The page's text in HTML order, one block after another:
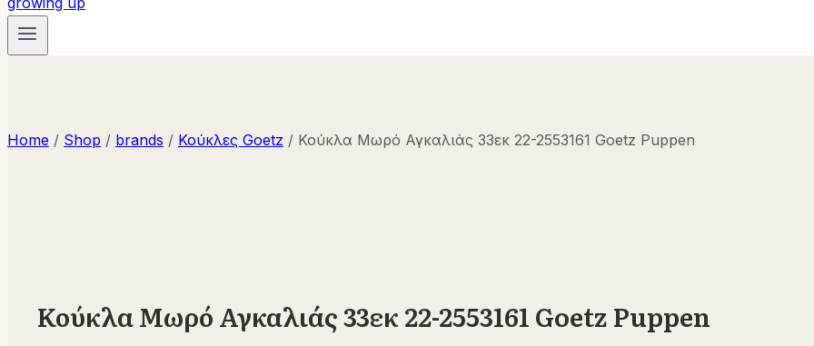
Home / Shop / brands / Κούκλες Goetz / Κούκλα Μωρό Αγκαλιάς 33εκ 22-2553161 Goetz Puppen
Κούκλα Μωρό Αγκαλιάς 33εκ 22-2553161 Goetz Puppen